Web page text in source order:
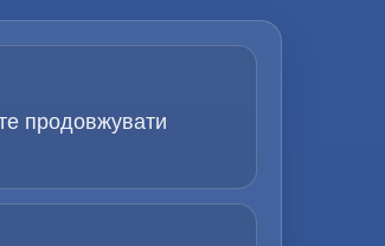
продовжувати